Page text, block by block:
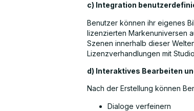
c) Integration
Benutzer können ihr eigenes
lizenzierten Markenuniversen
Szenen innerhalb dieser
Lizenzverhandlungen mit
d) Interaktives Bearbeiten
Nach der Erstellung können
Dialoge verfeinern